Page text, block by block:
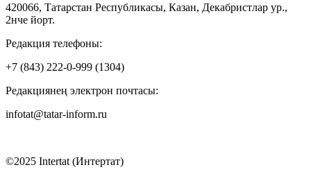
420066, Татарстан Республикасы, Казан, Декабристлар ур.,
2нче йорт.
Редакция телефоны:
+7 (843) 222-0-999 (1304)
Редакциянең электрон почтасы:
infotat@tatar-inform.ru
©2025 Intertat (Интертат)